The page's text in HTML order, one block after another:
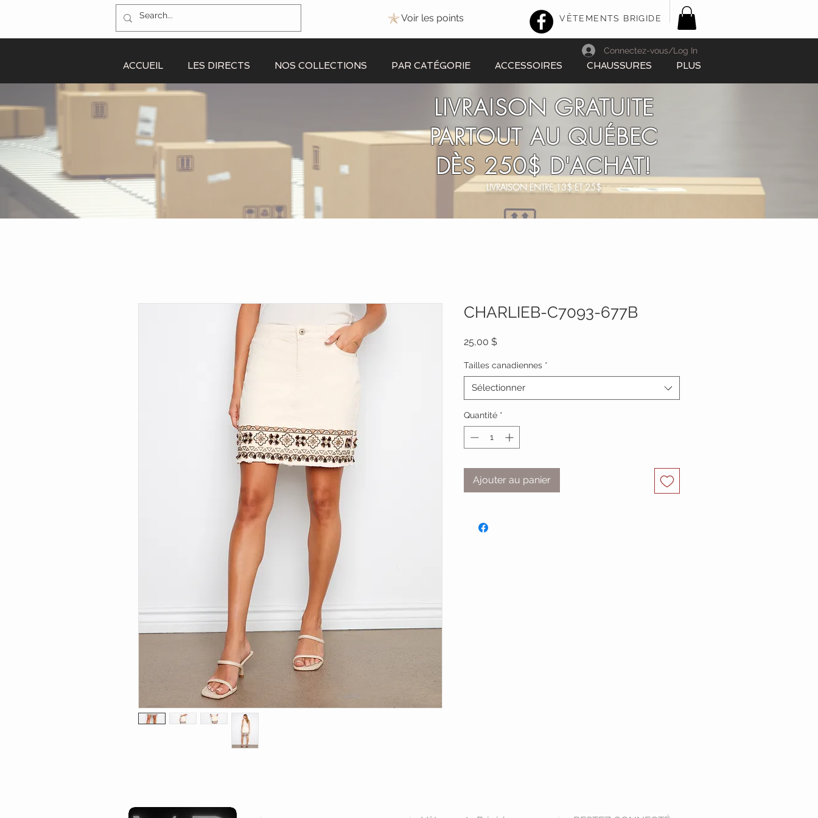
Voir les points VÊTEMENTS BRIGIDE
ACCUEIL LES DIRECTS NOS COLLECTIONS PAR CATÉGORIE ACCESSOIRES CHAUSSURES PLUS
Connectez-vous/Log In
LIVRAISON GRATUITE
PARTOUT AU QUÉBEC
DÈS 250$ D'ACHAT!
LIVRAISON ENTRE 13$ ET 25$
CHARLIEB-C7093-677B
25,00 $Prix
Tailles canadiennes *
Sélectionner
Quantité *
Ajouter au panier